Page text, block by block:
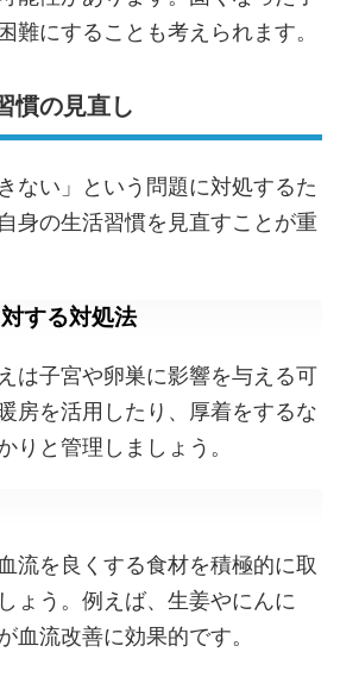
難にすることも考えられます。
慣の見直し
ない」という問題に対処するた
身の生活習慣を見直すことが重
する対処法
は子宮や卵巣に影響を与える可
房を活用したり、厚着をするな
りと管理しましょう。
流を良くする食材を積極的に取
ょう。例えば、生姜やにんに
血流改善に効果的です。